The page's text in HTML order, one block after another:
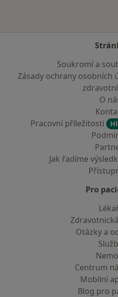
Soukromí a
Zásady ochrany osobních
O
Pracovní příležitosti
Jak řadíme
Pro
Otázky a
Centrum
Mobilní
Blog pro